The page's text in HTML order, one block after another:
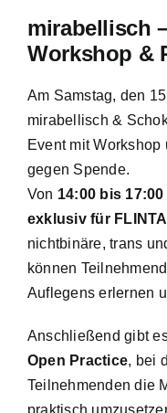
mirabellisch
Workshop &
Am Samstag, den
mirabellisch &
Event mit
gegen Spende.
Von 14:00 bis
exklusiv für
nichtbinäre, trans
können
Auflegens erlernen
Anschließend gibt
Open Practice, bei
Teilnehmenden die
praktisch